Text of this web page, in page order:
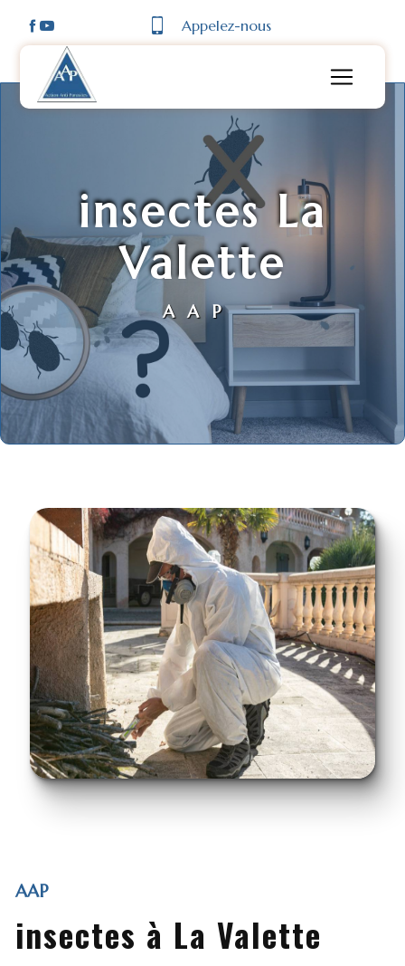
Appelez-nous
insectes La
Valette
AAP
AAP
insectes à La Valette